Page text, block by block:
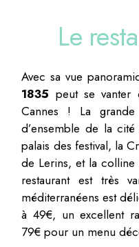
Le
Avec sa vue
1835 peut se vanter
Cannes ! La
d’ensemble de la
palais des festival, la
de Lerins, et la
restaurant est très
méditerranéens est
à 49€, un excellent
79€ pour un menu